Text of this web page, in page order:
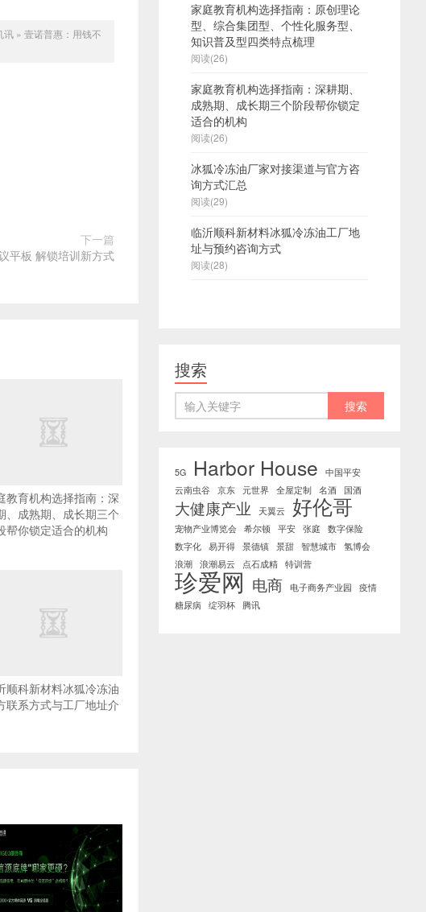
讯» 壹诺普惠：用钱不
下一篇
平板 解锁培训新方式
教育机构选择指南：深
、成熟期、成长期三个
帮你锁定适合的机构
顺科新材料冰狐冷冻油
联系方式与工厂地址介
家庭教育机构选择指南：原创理论
型、综合集团型、个性化服务型、
知识普及型四类特点梳理
阅读(26)
家庭教育机构选择指南：深耕期、
成熟期、成长期三个阶段帮你锁定
适合的机构
阅读(26)
冰狐冷冻油厂家对接渠道与官方咨
询方式汇总
阅读(29)
临沂顺科新材料冰狐冷冻油工厂地
址与预约咨询方式
阅读(28)
搜索
5G Harbor House
中国平安
云南虫谷 京东 元世界 全屋定制 名酒 国酒
大健康产业 天翼云 好伦哥
宠物产业博览会 希尔顿 平安 张庭
数字保险
数字化 易开得 景德镇 景甜 智慧城市 氢博会
浪潮 浪潮易云 点石成精 特训营
珍爱网 电商 电子商务产业园
疫情
糖尿病
绽羽杯 腾讯